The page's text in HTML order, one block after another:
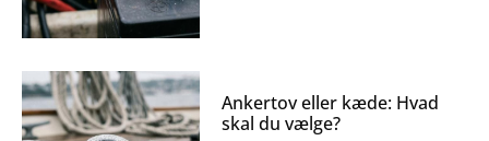
Ankertov eller kæde: Hvad
skal du vælge?